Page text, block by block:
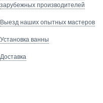
зарубежных производителей
Выезд наших опытных мастеров
Установка ванны
Доставка